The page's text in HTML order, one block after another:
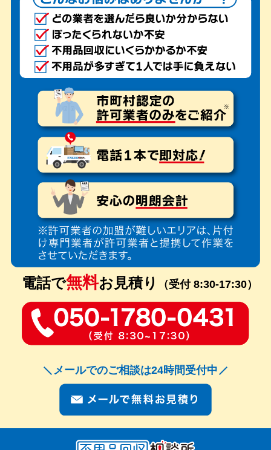
電話で無料お見積り （受付 8:30-17:30）
メールでのご相談は24時間受付中